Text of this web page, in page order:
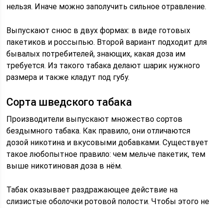
нельзя. Иначе можно заполучить сильное отравление.
Выпускают снюс в двух формах: в виде готовых
пакетиков и россыпью. Второй вариант подходит для
бывалых потребителей, знающих, какая доза им
требуется. Из такого табака делают шарик нужного
размера и также кладут под губу.
Сорта шведского табака
Производители выпускают множество сортов
бездымного табака. Как правило, они отличаются
дозой никотина и вкусовыми добавками. Существует
такое любопытное правило: чем мельче пакетик, тем
выше никотиновая доза в нём.
Табак оказывает раздражающее действие на
слизистые оболочки ротовой полости. Чтобы этого не